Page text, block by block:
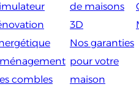
combles
de maisons
3D
Nos garanties
pour votre
maison